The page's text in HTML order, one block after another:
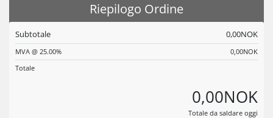
Riepilogo Ordine
Subtotale 0,00NOK
MVA @ 25.00%
0,00NOK
Totale
0,00NOK
Totale da saldare oggi